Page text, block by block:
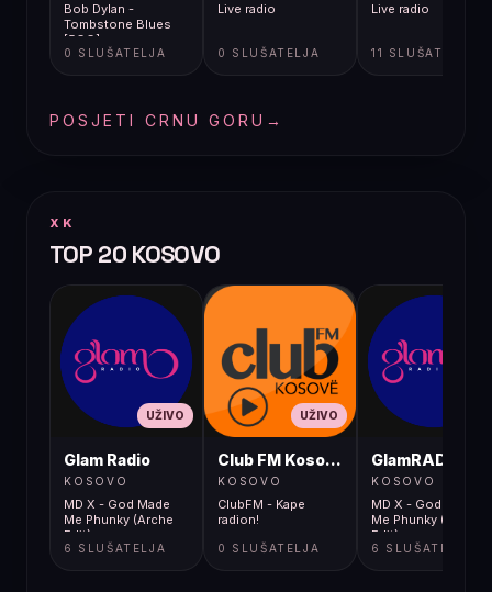
Bob Dylan -
Tombstone Blues
[5GG]
0 SLUŠATELJA
Live radio
0 SLUŠATELJA
Live radio
11 SLUŠATELJA
POSJETI CRNU GORU →
XK
TOP 20 KOSOVO
UŽIVO
Glam Radio
KOSOVO
MD X - God Made
Me Phunky (Arche
Edit)
6 SLUŠATELJA
UŽIVO
Club FM Kosovë
KOSOVO
ClubFM - Kape
radion!
0 SLUŠATELJA
GlamRADIO
KOSOVO
MD X - God Made
Me Phunky (Arche
Edit)
6 SLUŠATELJA